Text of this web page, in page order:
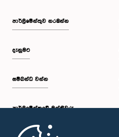
පාර්ලි‌මේන්තුව නරඹන්න
දැනුමට
සම්බන්ධ වන්න
පාර්ලි‌මේන්තුවේ මන්ත්‍රීවරු